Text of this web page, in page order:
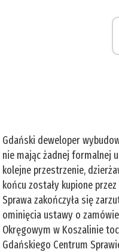
Gdański deweloper
nie mając żadnej formalnej
kolejne przestrzenie,
końcu zostały kupione
Sprawa zakończyła się
ominięcia ustawy o
Okręgowym w Koszalinie
Gdańskiego Centrum